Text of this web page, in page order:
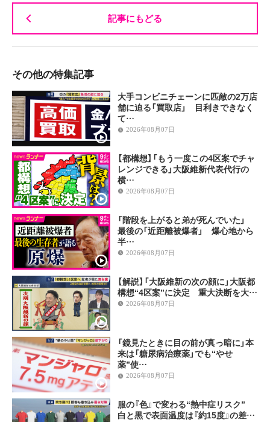
記事にもどる
その他の特集記事
大手コンビニチェーンに匹敵の2万店
舗に迫る「買取店」 目利きできなく
て…
2026年08月07日
【都構想】「もう一度この4区案でチャ
レンジできる」大阪維新代表代行の
横…
2026年08月07日
「階段を上がると弟が死んでいた」
最後の「近距離被爆者」 爆心地から
半…
2026年08月07日
【解説】「大阪維新の次の顔に」大阪都
構想“4区案”に決定 重大決断を大…
2026年08月07日
「鏡見たときに目の前が真っ暗に」本
来は「糖尿病治療薬」でも“やせ
薬”使…
2026年08月07日
服の『色』で変わる“熱中症リスク”
白と黒で表面温度は『約15度』の差…